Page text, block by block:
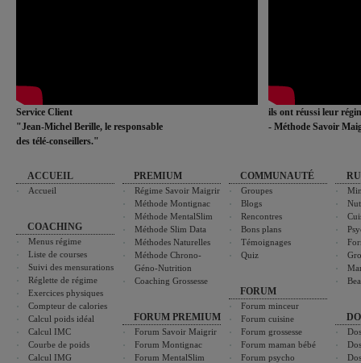
Service Client
"Jean-Michel Berille, le responsable
des télé-conseillers."
ils ont réussi leur
- Méthode Savoir
ACCUEIL
Accueil
COACHING
Menus régime
Liste de courses
Suivi des mensurations
Réglette de régime
Exercices physiques
Compteur de calories
Calcul poids idéal
Calcul IMC
Courbe de poids
Calcul IMG
PREMIUM
Régime Savoir Maigrir
Méthode Montignac
Méthode MentalSlim
Méthode Slim Data
Méthodes Naturelles
Méthode Chrono-
Géno-Nutrition
Coaching Grossesse
FORUM PREMIUM
Forum Savoir Maigrir
Forum Montignac
Forum MentalSlim
COMMUNAUTÉ
Groupes
Blogs
Rencontres
Bons plans
Témoignages
Quiz
FORUM
Forum minceur
Forum cuisine
Forum grossesse
Forum maman bébé
Forum psycho